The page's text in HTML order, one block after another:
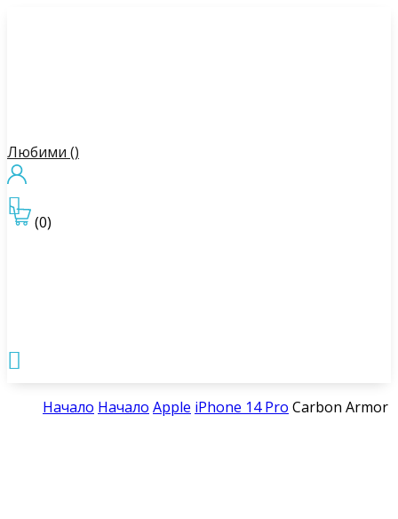
Любими ()
(0)


Начало Начало Apple iPhone 14 Pro Carbon Armor